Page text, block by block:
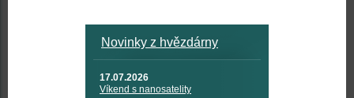
Novinky z hvězdárny
17.07.2026
Víkend s nanosatelity